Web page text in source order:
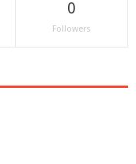
0
Followers